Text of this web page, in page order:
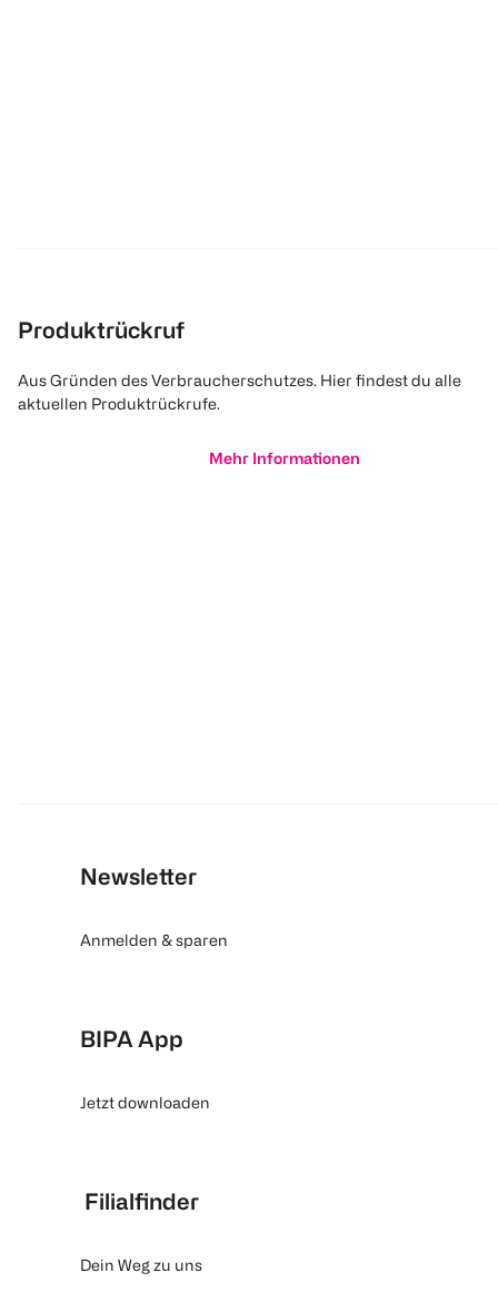
Produktrückruf
Aus Gründen des Verbraucherschutzes. Hier findest du alle
aktuellen Produktrückrufe.
Mehr Informationen
Newsletter
Anmelden & sparen
BIPA App
Jetzt downloaden
Filialfinder
Dein Weg zu uns